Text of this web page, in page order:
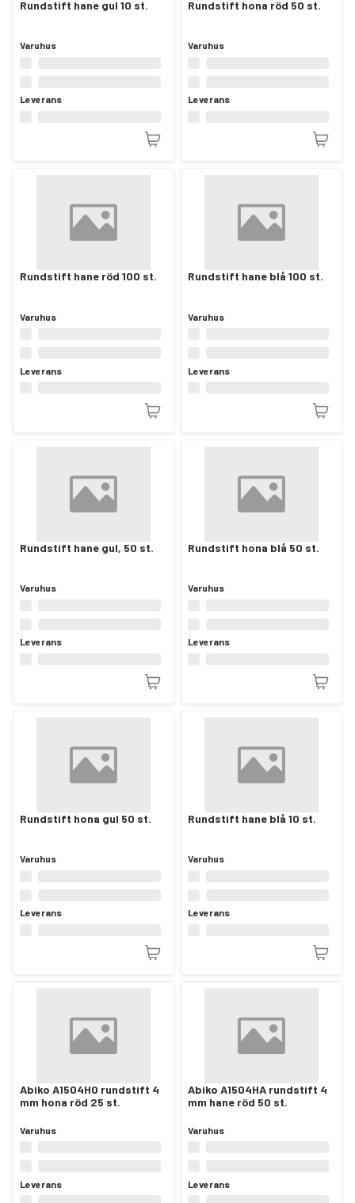
Rundstift hane gul 10 st.
Varuhus
Leverans
Rundstift hona röd 50 st.
Varuhus
Leverans
Rundstift hane röd 100 st.
Varuhus
Leverans
Rundstift hane blå 100 st.
Varuhus
Leverans
Rundstift hane gul, 50 st.
Varuhus
Leverans
Rundstift hona blå 50 st.
Varuhus
Leverans
Rundstift hona gul 50 st.
Varuhus
Leverans
Rundstift hane blå 10 st.
Varuhus
Leverans
Abiko A1504HO rundstift 4
mm hona röd 25 st.
Varuhus
Leverans
Abiko A1504HA rundstift 4
mm hane röd 50 st.
Varuhus
Leverans